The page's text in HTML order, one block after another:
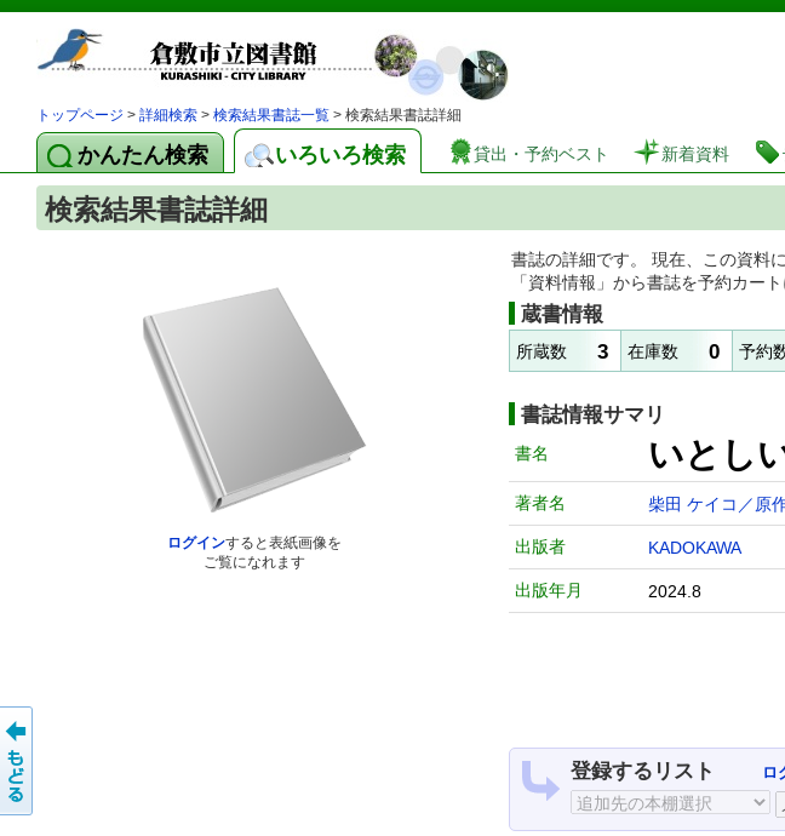
図書館 蔵書検索・予約シ
トップページ > 詳細検索 > 検索結果書誌一覧 > 検索結果書誌詳細
かんたん検索 いろいろ検索 貸出・予約ベスト 新着資料
検索結果書誌詳細
ログインすると表紙画像を
ご覧になれます
書誌の詳細です。 現在、この資料
「資料情報」から書誌を予約カー
蔵書情報
所蔵数 3 在庫数 0 予約
書誌情報サマリ
書名 いとし
著者名 柴田 ケイコ／原
出版者 KADOKAWA
出版年月 2024.8
登録するリスト ロ